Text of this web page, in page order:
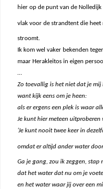
hier op de punt van de Nolledijk
vlak voor de strandtent die heet
stroomt.
Ik kom wel vaker bekenden
maar Herakleitos in eigen
…
Zo toevallig is het niet dat je
want kijk eens om je heen:
als er ergens een plek is waar
Je kunt hier meteen
‘Je kunt nooit twee keer in
omdat er altijd ander water
Ga je gang, zou ik zeggen, stap
dat het water dat nu om je
en het water waar jij over een